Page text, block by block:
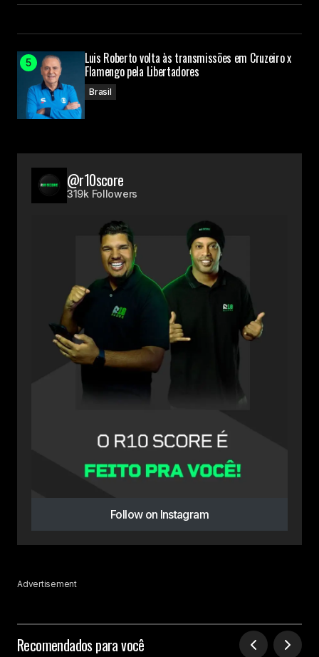
Luis Roberto volta às transmissões em Cruzeiro x
Flamengo pela Libertadores
Brasil
@r10score
319k Followers
Follow on Instagram
Advertisement
Recomendados para você